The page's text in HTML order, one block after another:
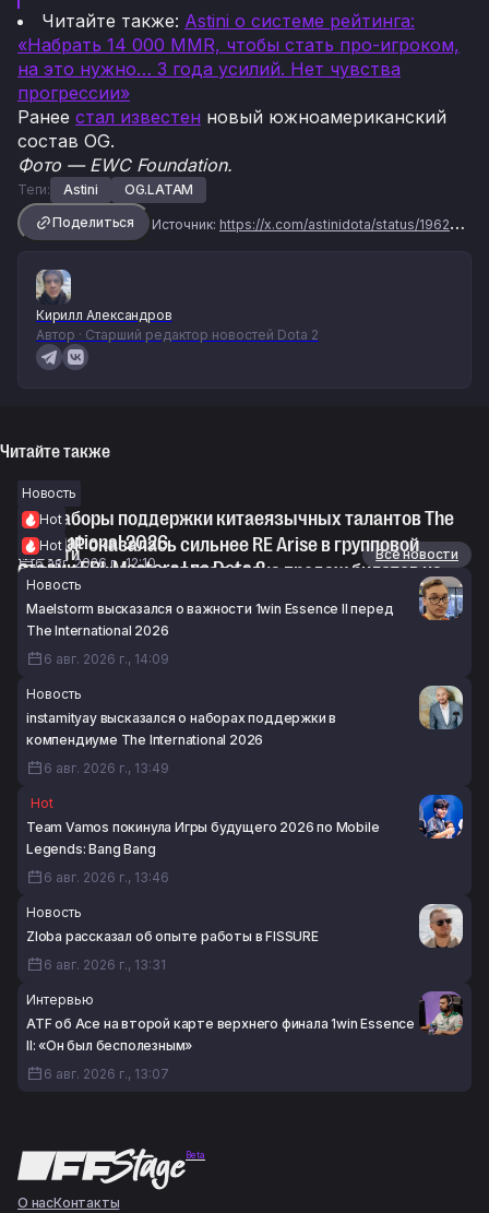
Читайте также: Astini о системе рейтинга:
«Набрать 14 000 MMR, чтобы стать про-игроком,
на это нужно… 3 года усилий. Нет чувства
прогрессии»
Ранее стал известен новый южноамериканский
состав OG.
Фото — EWC Foundation.
Теги: Astini
OG.LATAM
Поделиться
Источник: https://x.com/astinidota/status/1962118302907388088
Кирилл Александров
Автор · Старший редактор новостей Dota 2
Читайте также
Новость
Все наборы поддержки китаеязычных талантов The
International 2026
6 авг. 2026 г., 12:10
Hot
Level UP оказалась сильнее RE Arise в групповой
стадии EPL Masters I по Dota 2
6 авг. 2026 г., 11:38
Hot
Завтра откроется вторая волна продаж билетов на
The International 2026
6 авг. 2026 г., 09:56
Новости
Все новости
Новость
Maelstorm высказался о важности 1win Essence II перед
The International 2026
6 авг. 2026 г., 14:09
Новость
instamityay высказался о наборах поддержки в
компендиуме The International 2026
6 авг. 2026 г., 13:49
Hot
Team Vamos покинула Игры будущего 2026 по Mobile
Legends: Bang Bang
6 авг. 2026 г., 13:46
Новость
Zloba рассказал об опыте работы в FISSURE
6 авг. 2026 г., 13:31
Интервью
ATF об Ace на второй карте верхнего финала 1win Essence
II: «Он был бесполезным»
6 авг. 2026 г., 13:07
Beta
О насКонтакты